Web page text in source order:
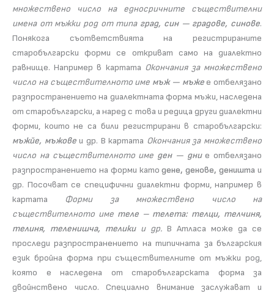
множествено число на едносричните съществителни
имена от мъжки род от типа град, син — градове, синове.
Понякога съответствията на регистрираните
старобългарски форми се откриват само на диалектно
равнище. Например в картата Окончания за множествено
число на съществителното име мъж — мъжее отбелязано
разпространението на диалектната форма мъжи, наследена
от старобългарски, а наред с това и редица други диалектни
форми, които не са били регистрирани в старобългарски:
мъжйе, мъжовеи др. В картата Окончания за множествено
число на съществителното име ден — дние отбелязано
разпространението на форми катодене, денове, деништа и
др. Посочват се специфични диалектни форми, например в
картата Форми за множествено число на
съществителното име теле – телета: телци, телчиня,
телиня, теленишча, теликии др. В Атласа може да се
проследи разпространението на типичната за българския
език бройна форма при съществителните от мъжки род,
която е наследена от старобългарската форма за
двойнствено число. Специално внимание заслужават и